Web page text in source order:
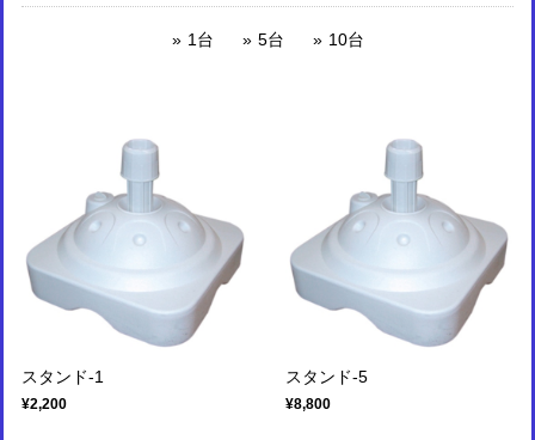
1台 5台 10台
スタンド-1
¥2,200
スタンド-5
¥8,800